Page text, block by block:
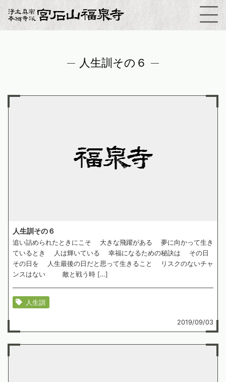
人生訓その６
人生訓その６
追い詰められたときにこそ 大きな飛躍がある 夢に向かって生き
ているとき 人は輝いている 幸福になるための秘訣は その日
その日を 人生最後の日だと思って生きること リスクのないチャ
ンスはない 敵と戦う時 […]
人生訓
2019/09/03